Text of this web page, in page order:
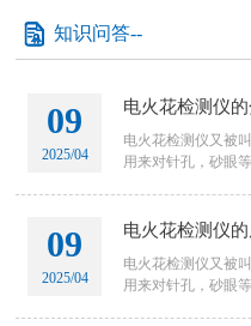
 知识问答--
09
2025/04
电火花检测仪
电火花检测仪又被
用来对针孔，砂眼
09
2025/04
电火花检测仪又被
用来对针孔，砂眼